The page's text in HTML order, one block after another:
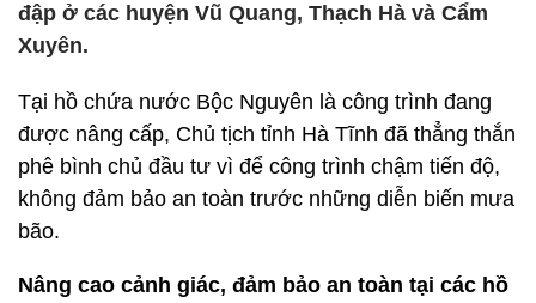
đập ở các huyện Vũ Quang, Thạch Hà và Cẩm
Xuyên.
Tại hồ chứa nước Bộc Nguyên là công trình đang
được nâng cấp, Chủ tịch tỉnh Hà Tĩnh đã thẳng thắn
phê bình chủ đầu tư vì để công trình chậm tiến độ,
không đảm bảo an toàn trước những diễn biến mưa
bão.
Nâng cao cảnh giác, đảm bảo an toàn tại các hồ